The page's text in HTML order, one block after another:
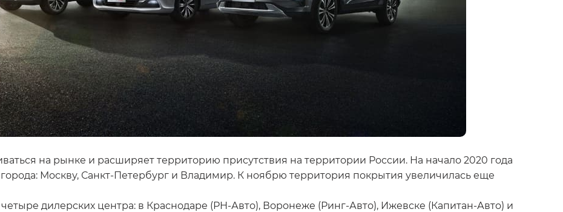
на рынке и расширяет территорию присутствия на территории России. На начало 2020 года
Москву, Санкт-Петербург и Владимир. К ноябрю территория покрытия увеличилась еще
дилерских центра: в Краснодаре (РН-Авто), Воронеже (Ринг-Авто), Ижевске (Капитан-Авто) и